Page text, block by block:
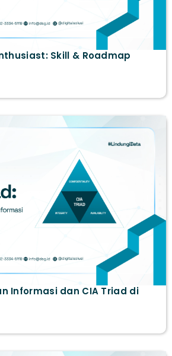
Skill & Roadmap
Informasi dan CIA Triad di